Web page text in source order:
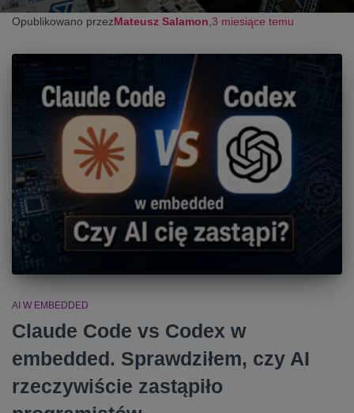
Opublikowano przezMateusz Salamon 3 miesiące temu
AI W EMBEDDED
Claude Code vs Codex w
embedded. Sprawdziłem, czy AI
rzeczywiście zastąpiło